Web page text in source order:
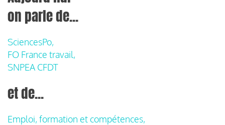
on parle de...
SciencesPo,
FO France travail,
SNPEA CFDT
et de...
Emploi, formation et compétences,